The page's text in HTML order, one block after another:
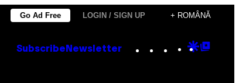
Go Ad Free LOGIN / SIGN UP + ROMÂNĂ
Subscribe Newsletter Instagram
TikTok
YouTube
Google